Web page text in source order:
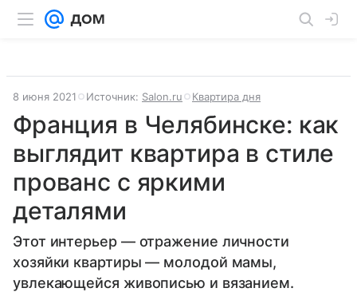
8 июня 2021 Источник: Salon.ru Квартира дня
Франция в Челябинске: как
выглядит квартира в стиле
прованс с яркими
деталями
Этот интерьер — отражение личности
хозяйки квартиры — молодой мамы,
увлекающейся живописью и вязанием.